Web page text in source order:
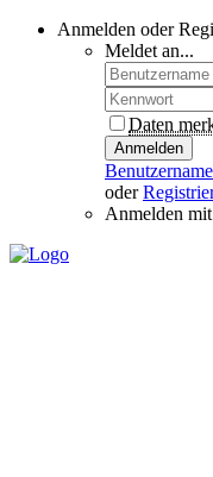
Anmelden oder
Meldet an...
Daten
Anmelden
oder
Anmelden mit